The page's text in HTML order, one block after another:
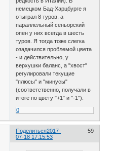
немецком Бад-Харцбурге я
отыграл 8 туров, а
параллельный сеньорский
опен у них всегда в шесть
туров. Я тогда тоже слегка
озадачился проблемой цвета
- и действительно, у
верхушки баланс, а "хвост"
регулировали текущие
"плюсы" и "минусы"
(соответственно, получали в
итоге по цвету "+1" и "-1").
0
Поделиться 59
2017-
07-18 17:15:53